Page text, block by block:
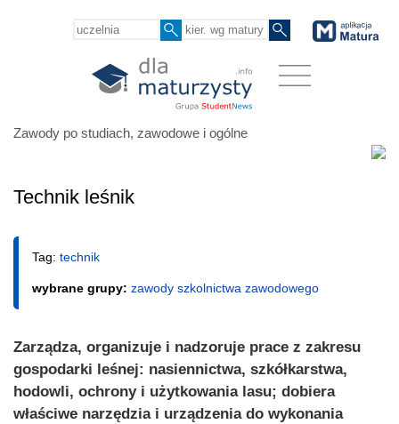
Zawody po studiach, zawodowe i ogólne
Technik leśnik
Tag: technik
wybrane grupy: zawody szkolnictwa zawodowego
Zarządza, organizuje i nadzoruje prace z zakresu
gospodarki leśnej: nasiennictwa, szkółkarstwa,
hodowli, ochrony i użytkowania lasu; dobiera
właściwe narzędzia i urządzenia do wykonania